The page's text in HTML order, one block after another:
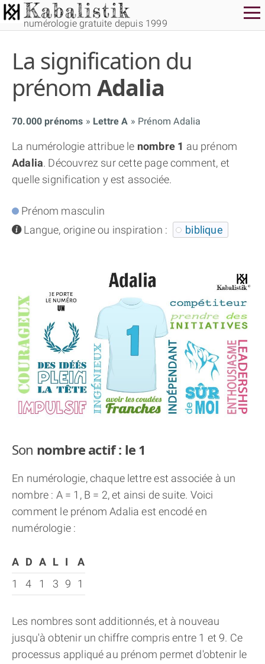
numérologie gratuite depuis 1999
La signification du
prénom Adalia
70.000 prénoms Lettre A Prénom Adalia
La numérologie attribue le nombre 1 au prénom
Adalia. Découvrez sur cette page comment, et
quelle signification y est associée.
Prénom masculin
infoLangue, origine ou inspiration : biblique
Son nombre actif : le 1
En numérologie, chaque lettre est associée à un
nombre : A = 1, B = 2, et ainsi de suite. Voici
comment le prénom Adalia est encodé en
numérologie :
A D A L I
A
1
4 1 3 9 1
Les nombres sont additionnés, et à nouveau
jusqu'à obtenir un chiffre compris entre 1 et 9. Ce
processus appliqué au prénom permet d'obtenir le
THÈME GRATUIT
THÈME NUMÉROLOGIQUE APPROFONDI
THÈME TEMPOREL
NUMÉROSCOPE
THÈME « DOUBLE JE »
APPRENDRE LA NUMÉROLOGIE
EXPLORER LA NUMÉROLOGIE
70.000 PRÉNOMS